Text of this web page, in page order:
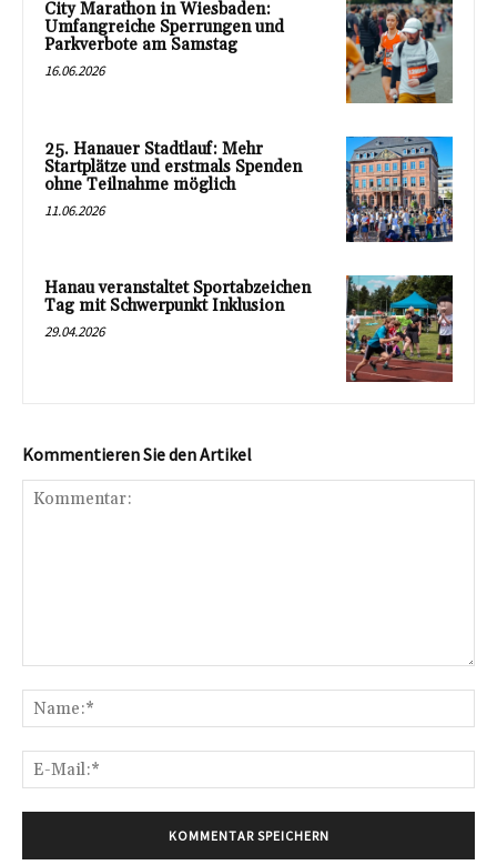
City Marathon in Wiesbaden:
Umfangreiche Sperrungen und
Parkverbote am Samstag
16.06.2026
25. Hanauer Stadtlauf: Mehr
Startplätze und erstmals Spenden
ohne Teilnahme möglich
11.06.2026
Hanau veranstaltet Sportabzeichen
Tag mit Schwerpunkt Inklusion
29.04.2026
Kommentieren Sie den Artikel